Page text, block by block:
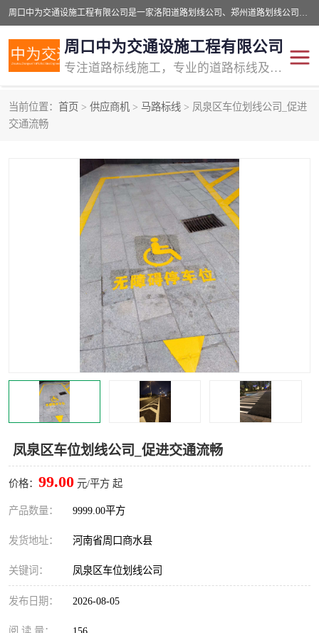
周口中为交通设施工程有限公司是一家洛阳道路划线公司、郑州道路划线公司、平顶山道路车位划线公司、开封车位划线公司、许昌道路车位划线公司、漯河道路车位划线公司，公司始终坚持“诚信、匠心、专注”的宗旨；我们的经营理念是：的服务。
周口中为交通设施工程有限公司
专注道路标线施工，专业的道路标线及交通设施施工服务商!
当前位置： 首页 > 供应商机 > 马路标线 > 凤泉区车位划线公司_促进
交通流畅
凤泉区车位划线公司_促进交通流畅
价格： 99.00 元/平方 起
产品数量： 9999.00平方
发货地址： 河南省周口商水县
关键词： 凤泉区车位划线公司
发布日期： 2026-08-05
交通道路标线
道路标线划线 马路标线
道路划线